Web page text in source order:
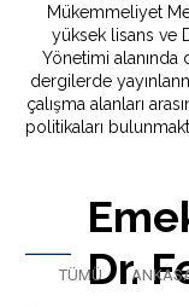
Mükemmeliyet
yüksek lisans ve
Yönetimi
dergilerde
çalışma alanları
politikaları
Dr.
TÜMÜ